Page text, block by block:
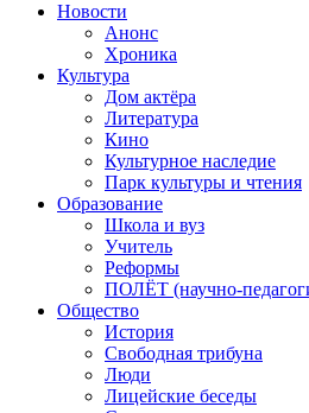
Новости
Анонс
Хроника
Культура
Дом актёра
Литература
Кино
Культурное наследие
Парк культуры и чтения
Образование
Школа и вуз
Учитель
Реформы
ПОЛЁТ (научно-
Общество
История
Свободная трибуна
Люди
Лицейские беседы